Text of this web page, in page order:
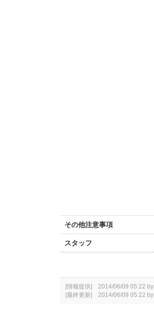
その他注意事項
スタッフ
[情報提供] 2014/06/09 05:22 by
[最終更新] 2014/06/09 05:22 by